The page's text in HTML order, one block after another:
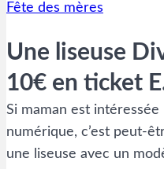
Fête des mères
Une liseuse
10€ en ticket
Si maman est
numérique, c’est peut-
une liseuse avec un